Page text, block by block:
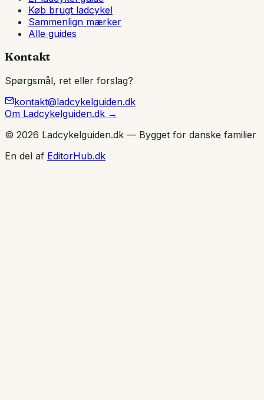
Køb brugt ladcykel
Sammenlign mærker
Alle guides
Kontakt
Spørgsmål, ret eller forslag?
kontakt@ladcykelguiden.dk
Om Ladcykelguiden.dk →
© 2026 Ladcykelguiden.dk — Bygget for danske familier
En del af EditorHub.dk